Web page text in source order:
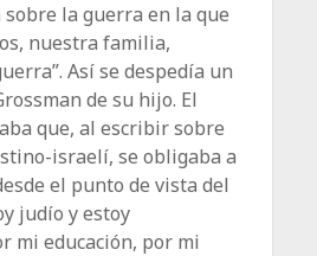
la guerra en la que
nuestra familia,
Así se despedía un
de su hijo. El
que, al escribir sobre
israelí, se obligaba a
el punto de vista del
judío y estoy
mi educación, por mi